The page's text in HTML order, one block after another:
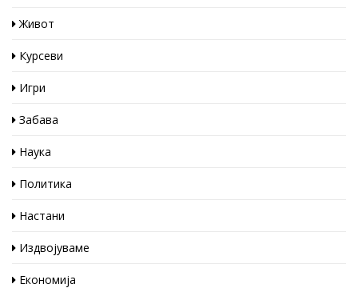
Живот
Курсеви
Игри
Забава
Наука
Политика
Настани
Издвојуваме
Економија